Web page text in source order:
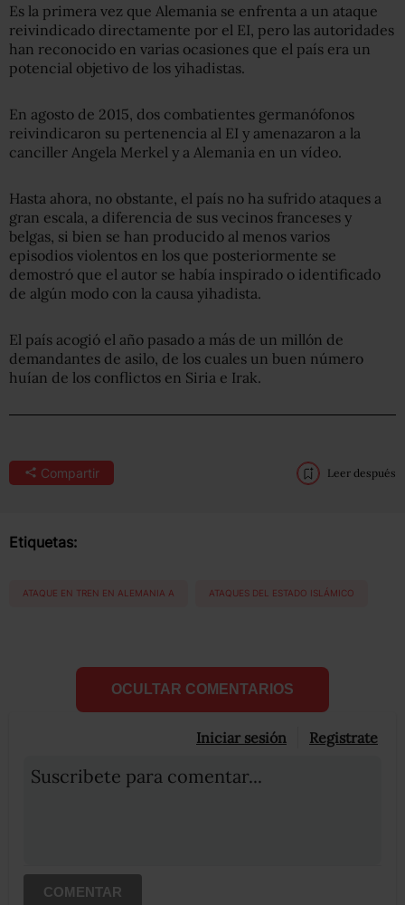
Es la primera vez que Alemania se enfrenta a un ataque
reivindicado directamente por el EI, pero las autoridades
han reconocido en varias ocasiones que el país era un
potencial objetivo de los yihadistas.
En agosto de 2015, dos combatientes germanófonos
reivindicaron su pertenencia al EI y amenazaron a la
canciller Angela Merkel y a Alemania en un vídeo.
Hasta ahora, no obstante, el país no ha sufrido ataques a
gran escala, a diferencia de sus vecinos franceses y
belgas, si bien se han producido al menos varios
episodios violentos en los que posteriormente se
demostró que el autor se había inspirado o identificado
de algún modo con la causa yihadista.
El país acogió el año pasado a más de un millón de
demandantes de asilo, de los cuales un buen número
huían de los conflictos en Siria e Irak.
Compartir Leer después
Etiquetas:
ATAQUE EN TREN EN ALEMANIA A ATAQUES DEL ESTADO ISLÁMICO
OCULTAR COMENTARIOS
Iniciar sesión Registrate
Suscribete para comentar...
COMENTAR